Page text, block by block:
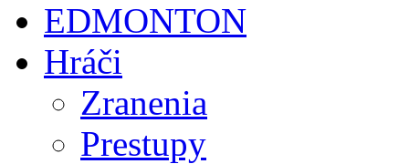
EDMONTON
Hráči
Zranenia
Prestupy